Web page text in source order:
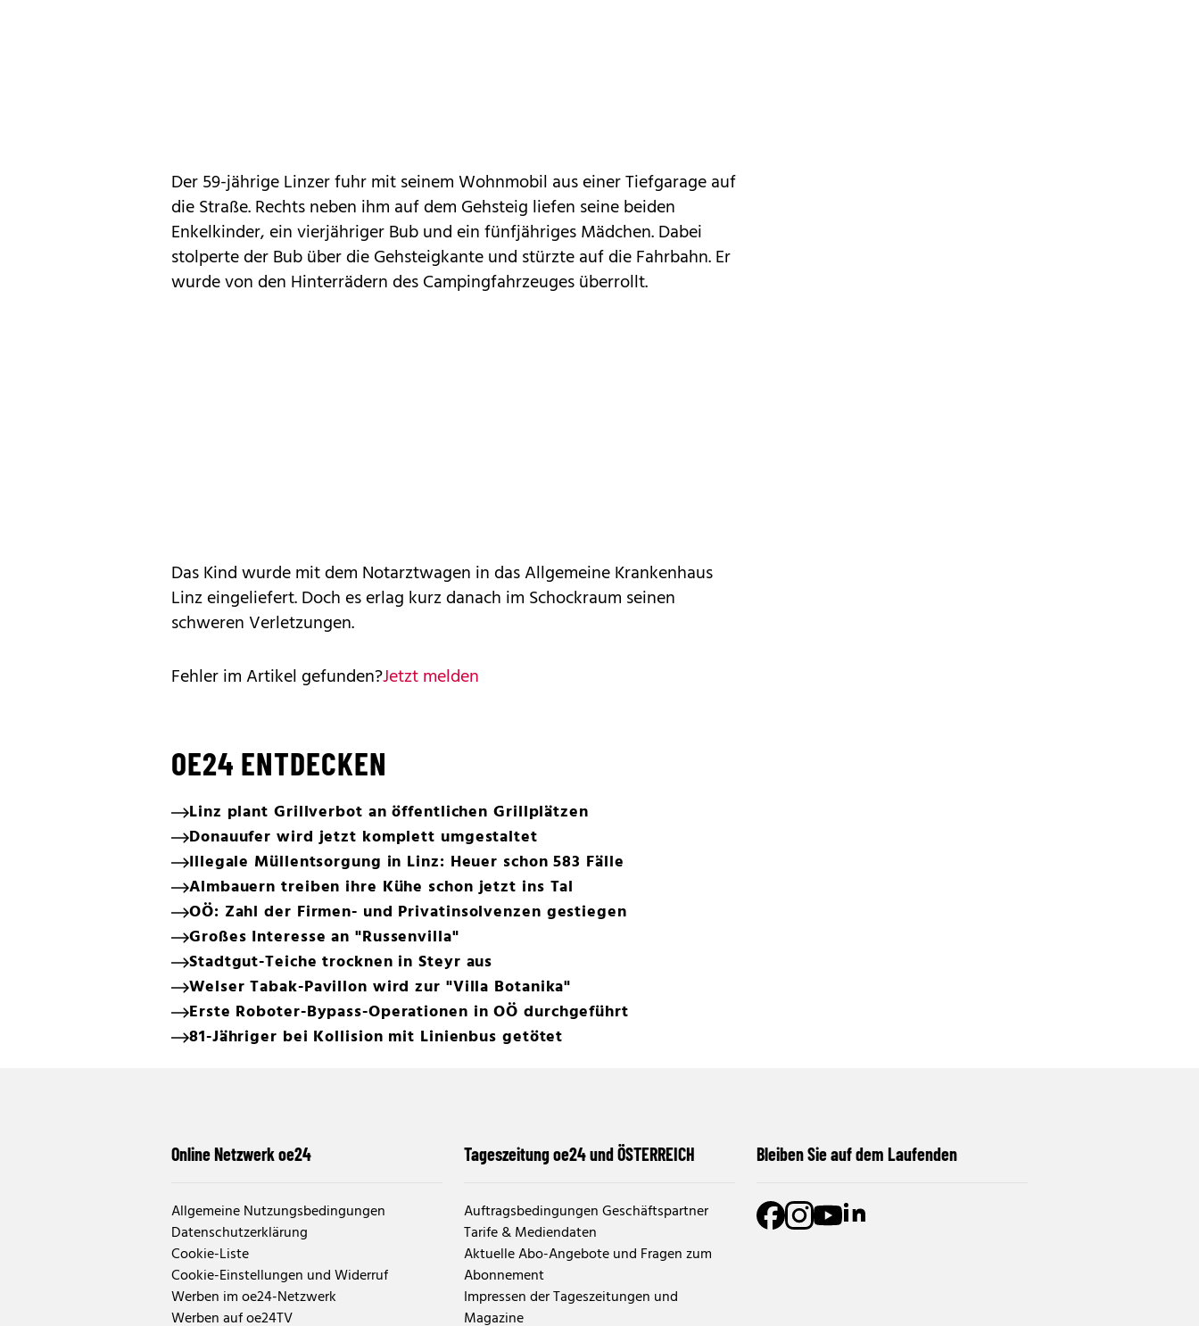
Der 59-jährige Linzer fuhr mit seinem Wohnmobil aus einer Tiefgarage auf
die Straße. Rechts neben ihm auf dem Gehsteig liefen seine beiden
Enkelkinder, ein vierjähriger Bub und ein fünfjähriges Mädchen. Dabei
stolperte der Bub über die Gehsteigkante und stürzte auf die Fahrbahn. Er
wurde von den Hinterrädern des Campingfahrzeuges überrollt.
Das Kind wurde mit dem Notarztwagen in das Allgemeine Krankenhaus
Linz eingeliefert. Doch es erlag kurz danach im Schockraum seinen
schweren Verletzungen.
Fehler im Artikel gefunden?Jetzt melden
OE24 ENTDECKEN
Linz plant Grillverbot an öffentlichen Grillplätzen
Donauufer wird jetzt komplett umgestaltet
Illegale Müllentsorgung in Linz: Heuer schon 583 Fälle
Almbauern treiben ihre Kühe schon jetzt ins Tal
OÖ: Zahl der Firmen- und Privatinsolvenzen gestiegen
Großes Interesse an "Russenvilla"
Stadtgut-Teiche trocknen in Steyr aus
Welser Tabak-Pavillon wird zur "Villa Botanika"
Erste Roboter-Bypass-Operationen in OÖ durchgeführt
81-Jähriger bei Kollision mit Linienbus getötet
Online Netzwerk oe24
Allgemeine Nutzungsbedingungen
Datenschutzerklärung
Cookie-Liste
Cookie-Einstellungen und Widerruf
Werben im oe24-Netzwerk
Werben auf oe24TV
Tageszeitung oe24 und ÖSTERREICH
Auftragsbedingungen Geschäftspartner
Tarife & Mediendaten
Aktuelle Abo-Angebote und Fragen zum
Abonnement
Impressen der Tageszeitungen und
Magazine
Bleiben Sie auf dem Laufenden